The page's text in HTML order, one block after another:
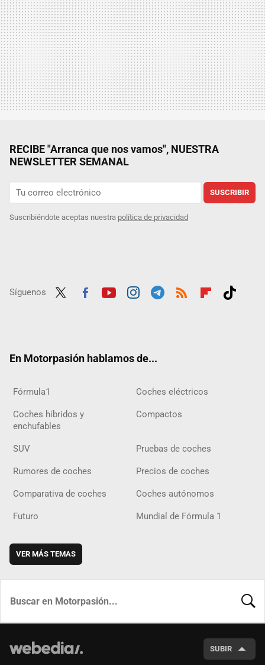
RECIBE "Arranca que nos vamos", NUESTRA
NEWSLETTER SEMANAL
SUSCRIBIR
Suscribiéndote aceptas nuestra política de privacidad
Síguenos
En Motorpasión hablamos de...
Fórmula1 Coches eléctricos
Coches híbridos y
enchufables
Compactos
SUV Pruebas de coches
Rumores de coches Precios de coches
Comparativa de coches Coches autónomos
Futuro Mundial de Fórmula 1
VER MÁS TEMAS
SUBIR